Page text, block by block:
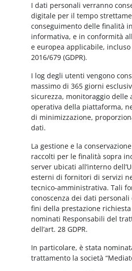
I dati personali verranno
digitale per il tempo
conseguimento delle finalità
informativa, e in conformità
e europea applicabile, incluso
2016/679 (GDPR).
I log degli utenti vengono
massimo di 365 giorni
sicurezza, monitoraggio delle
operativa della piattaforma,
di minimizzazione,
dati.
La gestione e la
raccolti per le finalità sopra
server ubicati all’interno
esterni di fornitori di servizi
tecnico-amministrativa. Tali
conoscenza dei dati
fini della prestazione
nominati Responsabili del
dell’art. 28 GDPR.
In particolare, è stata
trattamento la società